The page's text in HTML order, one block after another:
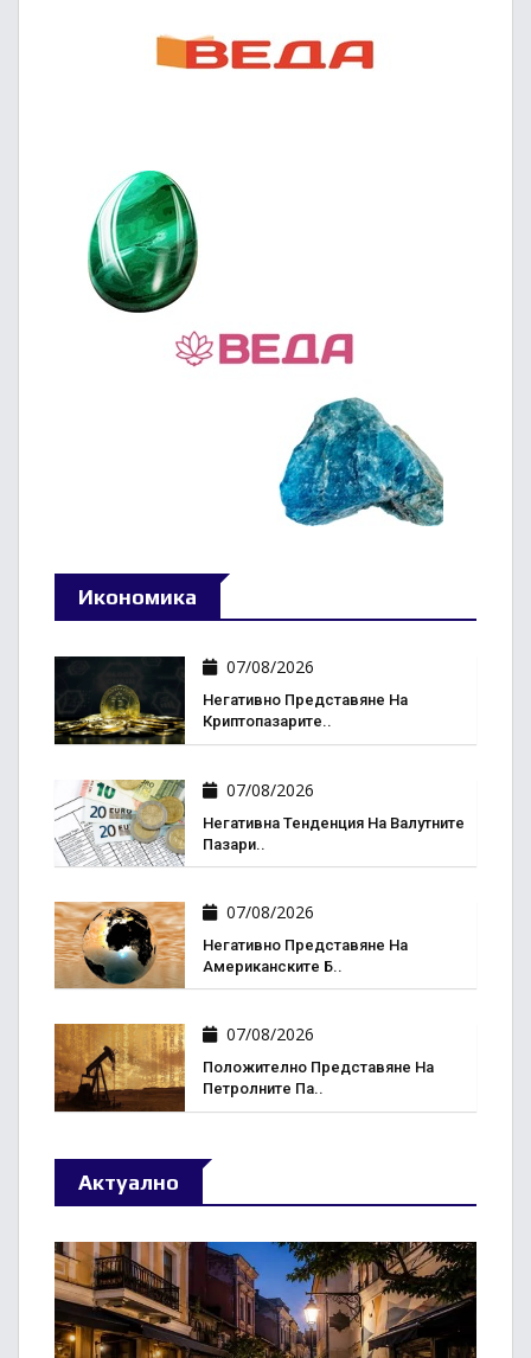
Икономика
07/08/2026
Негативно Представяне На
Криптопазарите..
07/08/2026
Негативна Тенденция На Валутните
Пазари..
07/08/2026
Негативно Представяне На
Американските Б..
07/08/2026
Положително Представяне На
Петролните Па..
Актуално